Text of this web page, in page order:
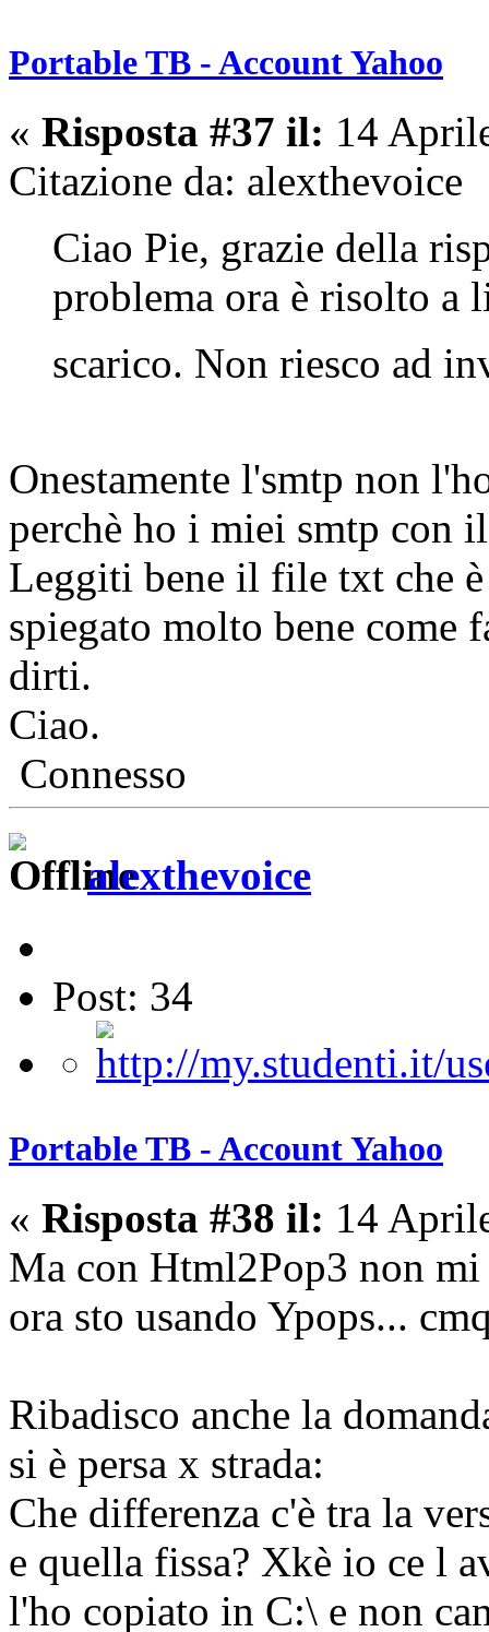
Portable TB - Account Yahoo
« Risposta #37 il: 14
Citazione da: alexthevoice
Ciao Pie, grazie della
problema ora è risolto a
scarico. Non riesco ad
Onestamente l'smtp non
perchè ho i miei smtp con
Leggiti bene il file txt che
spiegato molto bene come
dirti.
Ciao.
Connesso
alexthevoice
Post: 34
Portable TB - Account Yahoo
« Risposta #38 il: 14
Ma con Html2Pop3 non mi
ora sto usando Ypops...
Ribadisco anche la
si è persa x strada:
Che differenza c'è tra la
e quella fissa? Xkè io ce l
l'ho copiato in C:\ e non